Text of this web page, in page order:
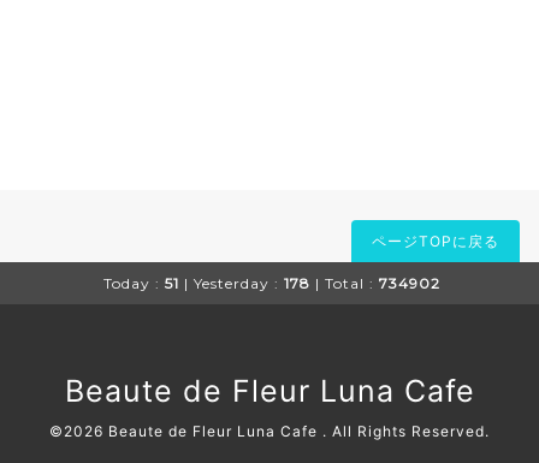
ページTOPに戻る
Today : 51 | Yesterday : 178 | Total : 734902
Beaute de Fleur Luna Cafe
©2026 Beaute de Fleur Luna Cafe . All Rights Reserved.